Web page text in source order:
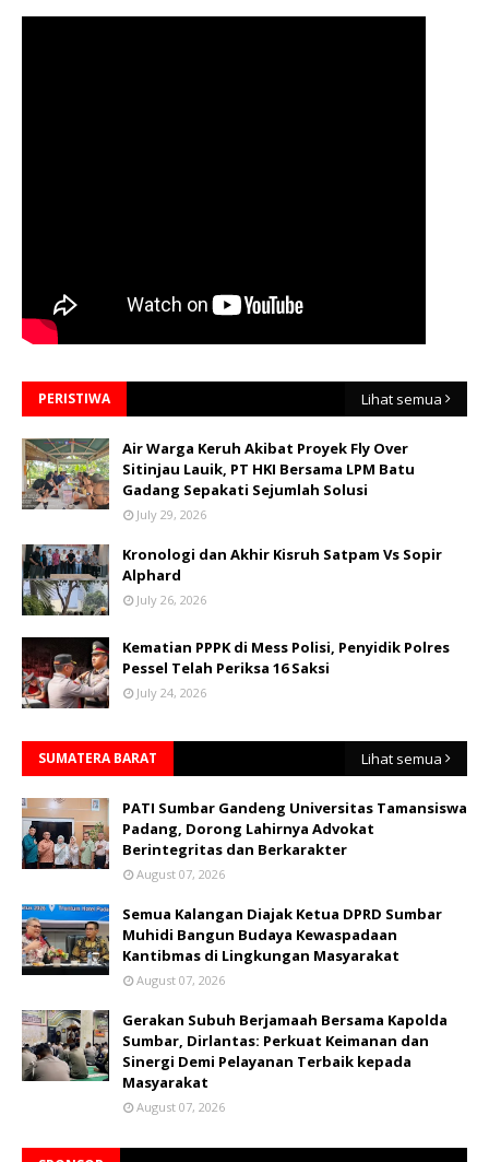
PERISTIWA Lihat semua
Air Warga Keruh Akibat Proyek Fly Over
Sitinjau Lauik, PT HKI Bersama LPM Batu
Gadang Sepakati Sejumlah Solusi
July 29, 2026
Kronologi dan Akhir Kisruh Satpam Vs Sopir
Alphard
July 26, 2026
Kematian PPPK di Mess Polisi, Penyidik Polres
Pessel Telah Periksa 16 Saksi
July 24, 2026
SUMATERA BARAT Lihat semua
PATI Sumbar Gandeng Universitas Tamansiswa
Padang, Dorong Lahirnya Advokat
Berintegritas dan Berkarakter
August 07, 2026
Semua Kalangan Diajak Ketua DPRD Sumbar
Muhidi Bangun Budaya Kewaspadaan
Kantibmas di Lingkungan Masyarakat
August 07, 2026
Gerakan Subuh Berjamaah Bersama Kapolda
Sumbar, Dirlantas: Perkuat Keimanan dan
Sinergi Demi Pelayanan Terbaik kepada
Masyarakat
August 07, 2026